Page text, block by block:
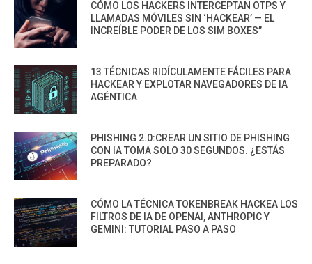
CÓMO LOS HACKERS INTERCEPTAN OTPS Y
LLAMADAS MÓVILES SIN ‘HACKEAR’ — EL
INCREÍBLE PODER DE LOS SIM BOXES”
13 TÉCNICAS RIDÍCULAMENTE FÁCILES PARA
HACKEAR Y EXPLOTAR NAVEGADORES DE IA
AGÉNTICA
PHISHING 2.0:CREAR UN SITIO DE PHISHING
CON IA TOMA SOLO 30 SEGUNDOS. ¿ESTÁS
PREPARADO?
CÓMO LA TÉCNICA TOKENBREAK HACKEA LOS
FILTROS DE IA DE OPENAI, ANTHROPIC Y
GEMINI: TUTORIAL PASO A PASO